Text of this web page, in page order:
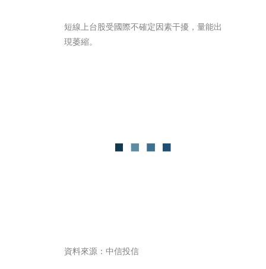
短線上台股受國際不確定因素干擾，量能出
現萎縮。
資料來源：中信投信